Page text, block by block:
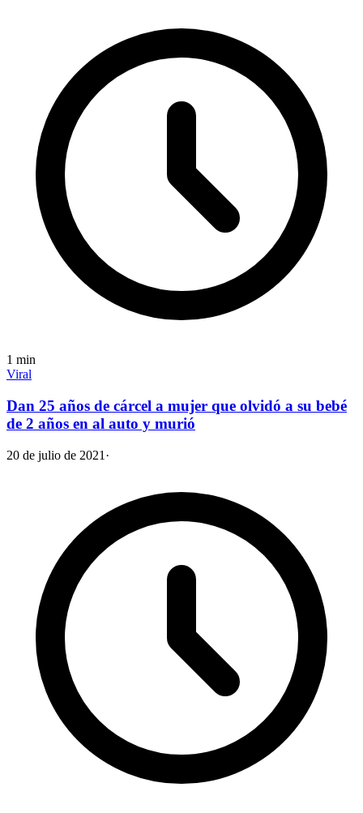
1 min
Viral
Dan 25 años de cárcel a mujer que olvidó a su bebé
de 2 años en al auto y murió
20 de julio de 2021 ·